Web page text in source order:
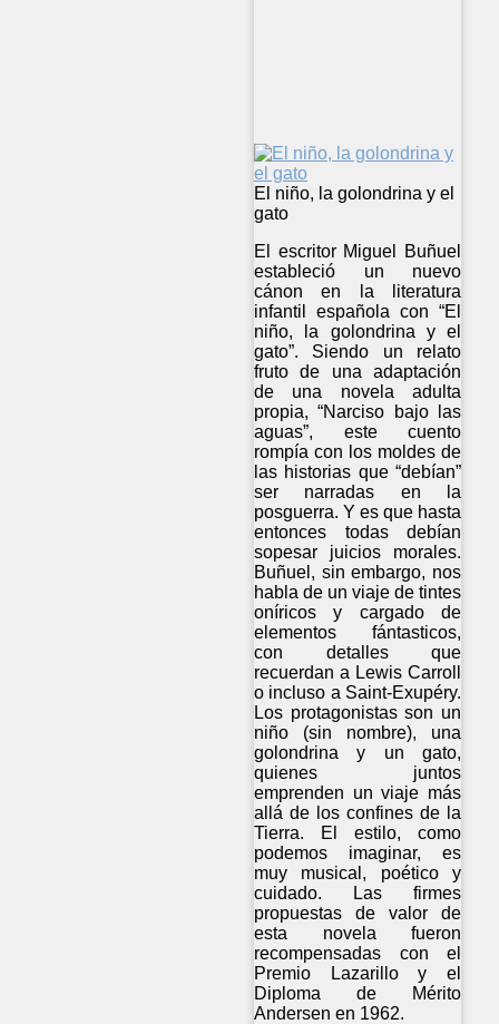
El niño, la golondrina y el
gato
El escritor Miguel Buñuel
estableció un nuevo
cánon en la literatura
infantil española con “El
niño, la golondrina y el
gato”. Siendo un relato
fruto de una adaptación
de una novela adulta
propia, “Narciso bajo las
aguas”, este cuento
rompía con los moldes de
las historias que “debían”
ser narradas en la
posguerra. Y es que hasta
entonces todas debían
sopesar juicios morales.
Buñuel, sin embargo, nos
habla de un viaje de tintes
oníricos y cargado de
elementos fántasticos,
con detalles que
recuerdan a Lewis Carroll
o incluso a Saint-Exupéry.
Los protagonistas son un
niño (sin nombre), una
golondrina y un gato,
quienes juntos
emprenden un viaje más
allá de los confines de la
Tierra. El estilo, como
podemos imaginar, es
muy musical, poético y
cuidado. Las firmes
propuestas de valor de
esta novela fueron
recompensadas con el
Premio Lazarillo y el
Diploma de Mérito
Andersen en 1962.